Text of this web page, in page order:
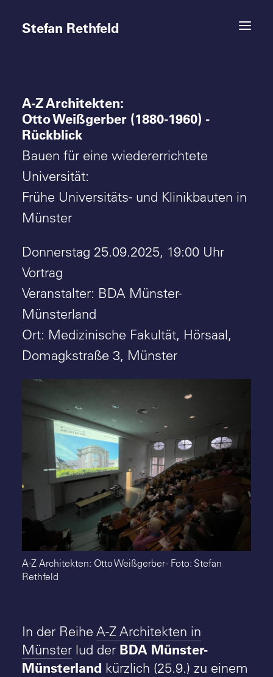
Stefan Rethfeld
Termine
Projekte
Vita
Kontakt
Suche
A-Z Architekten:
Otto Weißgerber (1880-1960) -
Rückblick
Bauen für eine wiedererrichtete
Universität:
Frühe Universitäts- und Klinikbauten in
Münster
Donnerstag 25.09.2025, 19:00 Uhr
Vortrag
Veranstalter: BDA Münster-
Münsterland
Ort: Medizinische Fakultät, Hörsaal,
Domagkstraße 3, Münster
A-Z Architekten: Otto Weißgerber - Foto: Stefan
Rethfeld
In der Reihe A-Z Architekten in
Münster lud der BDA Münster-
Münsterland kürzlich (25.9.) zu einem